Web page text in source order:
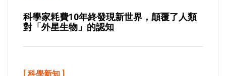
科學家耗費10年終發現新世界，顛覆了人類
對「外星生物」的認知
[ 科學新知 ]